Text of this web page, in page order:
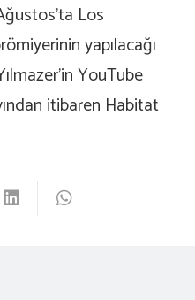
Los
yapılacağı
YouTube
itibaren Habitat